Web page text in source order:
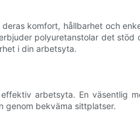
komfort, hållbarhet och
polyuretanstolar det stöd
i din arbetsyta.
arbetsyta. En väsentlig
genom bekväma sittplatser.